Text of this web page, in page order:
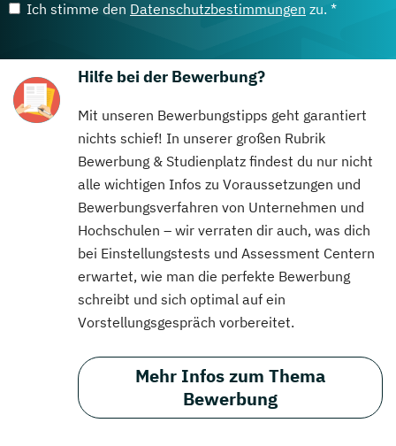
Ich stimme den Datenschutzbestimmungen zu. *
Hilfe bei der Bewerbung?
Mit unseren Bewerbungstipps geht garantiert
nichts schief! In unserer großen Rubrik
Bewerbung & Studienplatz findest du nur nicht
alle wichtigen Infos zu Voraussetzungen und
Bewerbungsverfahren von Unternehmen und
Hochschulen – wir verraten dir auch, was dich
bei Einstellungstests und Assessment Centern
erwartet, wie man die perfekte Bewerbung
schreibt und sich optimal auf ein
Vorstellungsgespräch vorbereitet.
Mehr Infos zum Thema
Bewerbung